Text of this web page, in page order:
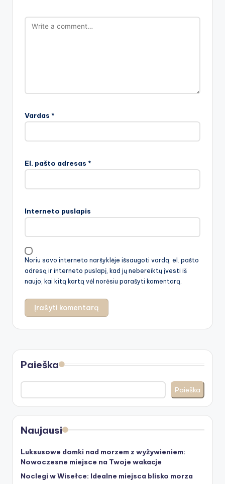
Vardas *
El. pašto adresas *
Interneto puslapis
Noriu savo interneto naršyklėje išsaugoti vardą, el. pašto
adresą ir interneto puslapį, kad jų nebereiktų įvesti iš
naujo, kai kitą kartą vėl norėsiu parašyti komentarą.
Paieška
Paieška
Naujausi
Luksusowe domki nad morzem z wyżywieniem:
Nowoczesne miejsce na Twoje wakacje
Noclegi w Wisełce: Idealne miejsca blisko morza